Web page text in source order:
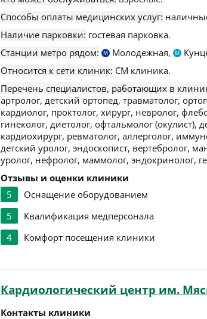
Способы оплаты медицинских услуг:
Наличие парковки: гостевая парковка.
Станции метро рядом:
М Молодежная, М
Относится к сети клиник: СМ клиника.
Перечень специалистов, работающих в
артролог, детский ортопед, травматолог,
кардиолог, проктолог, хирург, невролог,
гинеколог, диетолог, офтальмолог (окулист),
кардиохирург, ревматолог, аллерголог,
детский уролог, эндоскопист, вертебролог,
уролог, нефролог, маммолог, эндокринолог,
Отзывы и оценки клиники
5
Оснащение оборудованием
5
Квалификация медперсонала
4
Комфорт посещения клиники
Кардиологический центр им.
Контакты клиники